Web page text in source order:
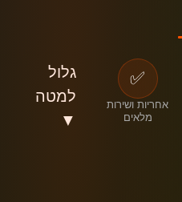
✅
אחריות ושירות
מלאים
גלול
למטה
▼